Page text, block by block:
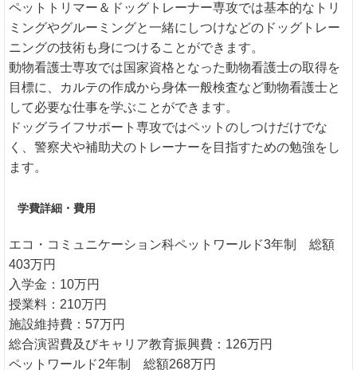
ペットトリマー＆ドッグトレーナー専攻では基本的なトリ
ミングやグルーミングと一緒にしつけなどのドッグトレー
ニングの技術も身につけることができます。
動物看護士専攻では国家資格となった動物看護士の取得を
目標に、カルテの作成から身体一般検査など動物看護士と
して必要な仕事を学ぶことができます。
ドッグライフサポート専攻ではペットのしつけだけでな
く、警察犬や補助犬のトレーナーを目指すための勉強をし
ます。
学費詳細・費用
エコ・コミュニケーション科ペットワールド3年制 総額
403万円
入学金：10万円
授業料：210万円
施設維持費：57万円
総合演習費及びキャリア教育振興費：126万円
ペットワールド2年制 総額268万円